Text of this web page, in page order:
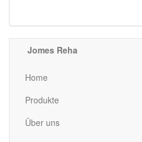
Jomes Reha
Home
Produkte
Über uns